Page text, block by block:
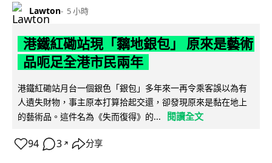
Lawton 5 小時
港鐵紅磡站現「黐地銀包」 原來是藝術
品呃足全港市民兩年
港鐵紅磡站月台一個銀色「銀包」多年來一再令乘客誤以為有
人遺失財物，事主原本打算拾起交還，卻發現原來是黏在地上
的藝術品。這件名為《失而復得》的...
閱讀全文
94 3 ↗ 分享